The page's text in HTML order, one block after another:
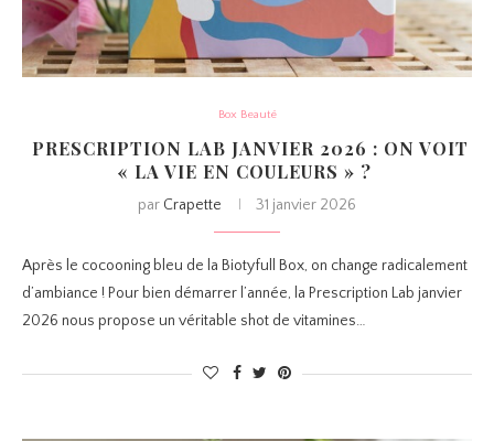
Box Beauté
PRESCRIPTION LAB JANVIER 2026 : ON VOIT
« LA VIE EN COULEURS » ?
par Crapette 31 janvier 2026
Après le cocooning bleu de la Biotyfull Box, on change radicalement
d’ambiance ! Pour bien démarrer l’année, la Prescription Lab janvier
2026 nous propose un véritable shot de vitamines…